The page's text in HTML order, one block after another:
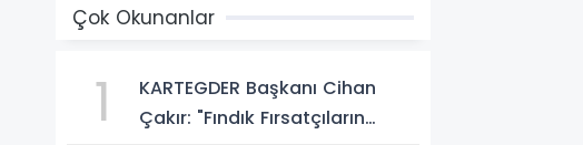
Çok Okunanlar
1
KARTEGDER Başkanı Cihan
Çakır: "Fındık Fırsatçıların